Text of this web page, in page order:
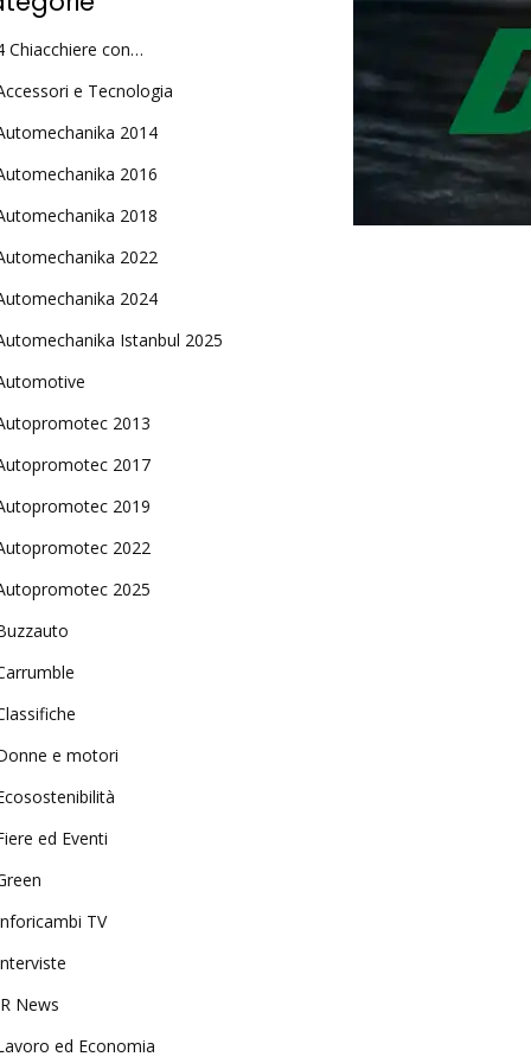
Chiacchiere con…
e Tecnologia
2014
2016
2018
2022
2024
Istanbul 2025
2013
2017
2019
2022
2025
e motori
ed Eventi
TV
News
ed Economia